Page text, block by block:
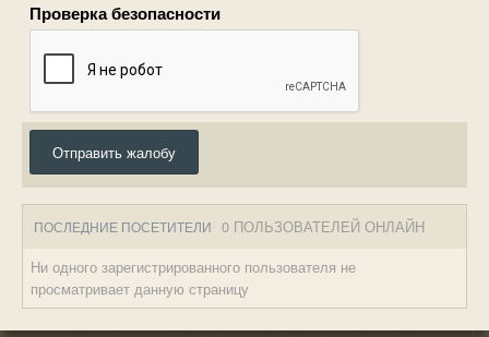
Проверка безопасности
Отправить жалобу
ПОСЛЕДНИЕ ПОСЕТИТЕЛИ 0 ПОЛЬЗОВАТЕЛЕЙ ОНЛАЙН
Ни одного зарегистрированного пользователя не
просматривает данную страницу